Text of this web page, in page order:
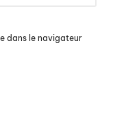
dans le navigateur